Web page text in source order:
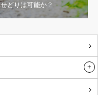
どりは可能か？